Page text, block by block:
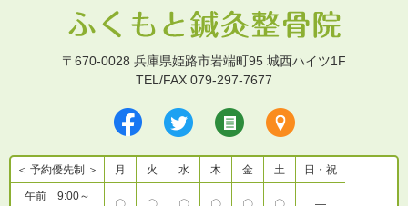
〒670-0028 兵庫県姫路市岩端町95 城西ハイツ1F
TEL/FAX 079-297-7677
＜ 予約優先制 ＞ 月 火 水 木 金 土 日・祝
午前 9:00～